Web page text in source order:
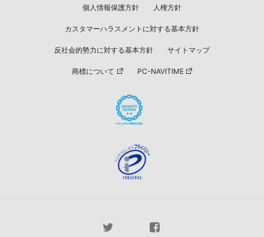
個人情報保護方針 人権方針
カスタマーハラスメントに対する基本方針
反社会的勢力に対する基本方針 サイトマップ
商標について PC-NAVITIME